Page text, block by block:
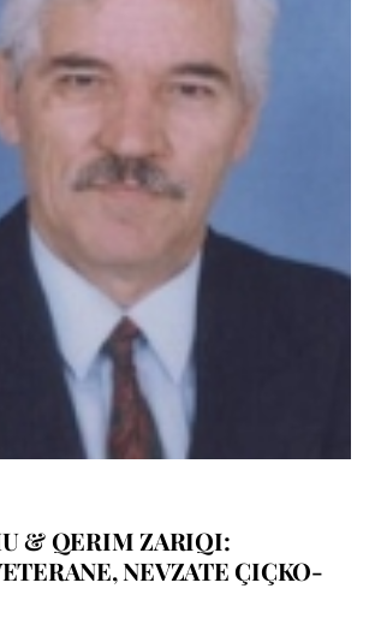
& QERIM ZARIQI:
NEVZATE ÇIÇKO-